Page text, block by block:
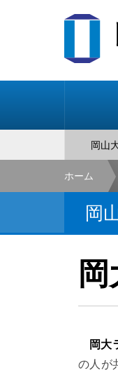
岡山
ホーム
岡
岡大
の人が